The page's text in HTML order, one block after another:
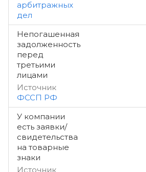
арбитражных
дел
Непогашенная
задолженность
перед
третьими
лицами
Источник
ФССП РФ
У компании
есть заявки/
свидетельства
на товарные
знаки
Источник